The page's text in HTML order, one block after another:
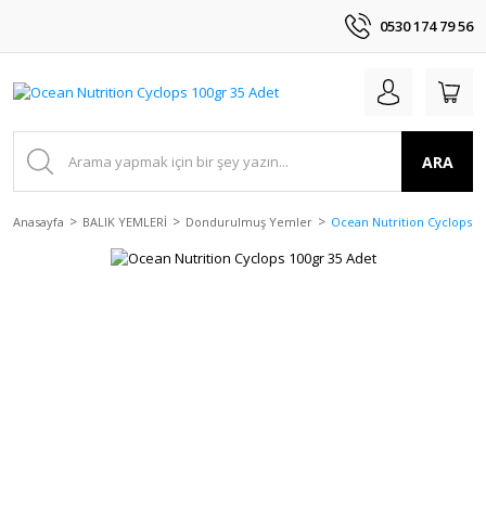
0530 174 79 56
ARA
Anasayfa BALIK YEMLERİ Dondurulmuş Yemler Ocean Nutrition Cyclops